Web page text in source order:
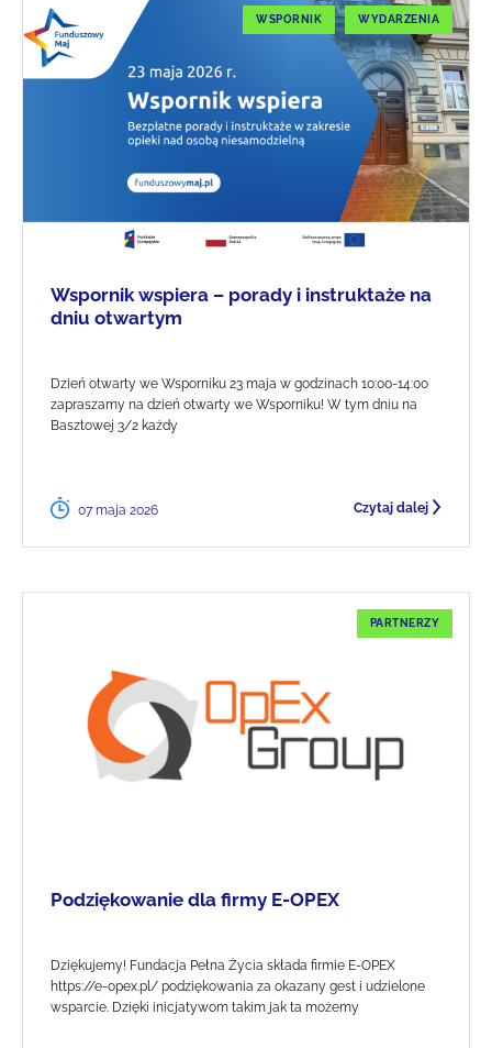
WSPORNIK WYDARZENIA
Wspornik wspiera – porady i instruktaże na
dniu otwartym
Dzień otwarty we Wsporniku 23 maja w godzinach 10:00-14:00
zapraszamy na dzień otwarty we Wsporniku! W tym dniu na
Basztowej 3/2 każdy
07 maja 2026 Czytaj dalej
PARTNERZY
Podziękowanie dla firmy E-OPEX
Dziękujemy! Fundacja Pełna Życia składa firmie E-OPEX
https://e-opex.pl/ podziękowania za okazany gest i udzielone
wsparcie. Dzięki inicjatywom takim jak ta możemy